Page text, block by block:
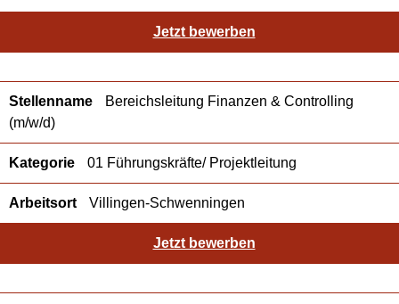
Jetzt bewerben
Bereichsleitung Finanzen & Controlling
(m/w/d)
01 Führungskräfte/ Projektleitung
Villingen-Schwenningen
Jetzt bewerben